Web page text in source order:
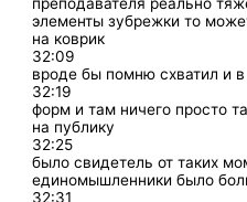
элементы зубрежки то
на коврик
32:09
вроде бы помню схватил и в
32:19
форм и там ничего просто
на публику
32:25
было свидетель от таких
единомышленники было
32:31